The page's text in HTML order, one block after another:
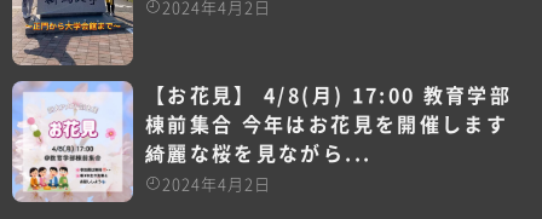
2024年4月2日
【お花見】 4/8(月) 17:00 教育学部
棟前集合 今年はお花見を開催します
綺麗な桜を見ながら...
2024年4月2日